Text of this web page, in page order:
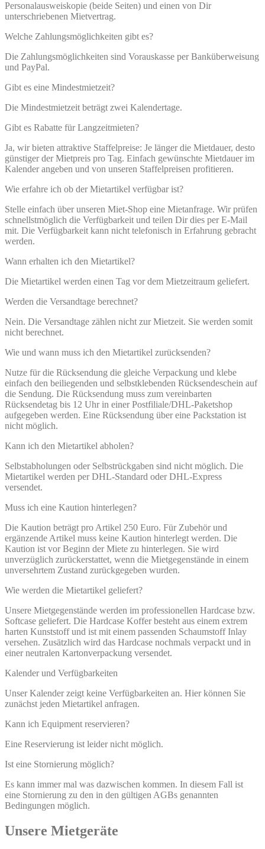
Personalausweiskopie (beide Seiten) und einen von Dir
unterschriebenen Mietvertrag.
Welche Zahlungsmöglichkeiten gibt es?
Die Zahlungsmöglichkeiten sind Vorauskasse per Banküberweisung
und PayPal.
Gibt es eine Mindestmietzeit?
Die Mindestmietzeit beträgt zwei Kalendertage.
Gibt es Rabatte für Langzeitmieten?
Ja, wir bieten attraktive Staffelpreise: Je länger die Mietdauer, desto
günstiger der Mietpreis pro Tag. Einfach gewünschte Mietdauer im
Kalender angeben und von unseren Staffelpreisen profitieren.
Wie erfahre ich ob der Mietartikel verfügbar ist?
Stelle einfach über unseren Miet-Shop eine Mietanfrage. Wir prüfen
schnellstmöglich die Verfügbarkeit und teilen Dir dies per E-Mail
mit. Die Verfügbarkeit kann nicht telefonisch in Erfahrung gebracht
werden.
Wann erhalten ich den Mietartikel?
Die Mietartikel werden einen Tag vor dem Mietzeitraum geliefert.
Werden die Versandtage berechnet?
Nein. Die Versandtage zählen nicht zur Mietzeit. Sie werden somit
nicht berechnet.
Wie und wann muss ich den Mietartikel zurücksenden?
Nutze für die Rücksendung die gleiche Verpackung und klebe
einfach den beiliegenden und selbstklebenden Rücksendeschein auf
die Sendung. Die Rücksendung muss zum vereinbarten
Rücksendetag bis 12 Uhr in einer Postfiliale/DHL-Paketshop
aufgegeben werden. Eine Rücksendung über eine Packstation ist
nicht möglich.
Kann ich den Mietartikel abholen?
Selbstabholungen oder Selbstrückgaben sind nicht möglich. Die
Mietartikel werden per DHL-Standard oder DHL-Express
versendet.
Muss ich eine Kaution hinterlegen?
Die Kaution beträgt pro Artikel 250 Euro. Für Zubehör und
ergänzende Artikel muss keine Kaution hinterlegt werden. Die
Kaution ist vor Beginn der Miete zu hinterlegen. Sie wird
unverzüglich zurückerstattet, wenn die Mietgegenstände in einem
unversehrtem Zustand zurückgegeben wurden.
Wie werden die Mietartikel geliefert?
Unsere Mietgegenstände werden im professionellen Hardcase bzw.
Softcase geliefert. Die Hardcase Koffer besteht aus einem extrem
harten Kunststoff und ist mit einem passenden Schaumstoff Inlay
versehen. Zusätzlich wird das Hardcase nochmals verpackt und in
einer neutralen Kartonverpackung versendet.
Kalender und Verfügbarkeiten
Unser Kalender zeigt keine Verfügbarkeiten an. Hier können Sie
zunächst jeden Mietartikel anfragen.
Kann ich Equipment reservieren?
Eine Reservierung ist leider nicht möglich.
Ist eine Stornierung möglich?
Es kann immer mal was dazwischen kommen. In diesem Fall ist
eine Stornierung zu den in den gültigen AGBs genannten
Bedingungen möglich.
Unsere Mietgeräte